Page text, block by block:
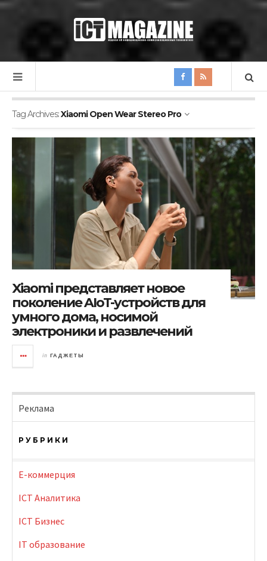
Tag Archives:Xiaomi Open Wear Stereo Pro
Xiaomi представляет новое
поколение AIoT-устройств для
умного дома, носимой
электроники и развлечений
in ГАДЖЕТЫ
Реклама
РУБРИКИ
E-коммерция
ICT Аналитика
ICT Бизнес
IT образование